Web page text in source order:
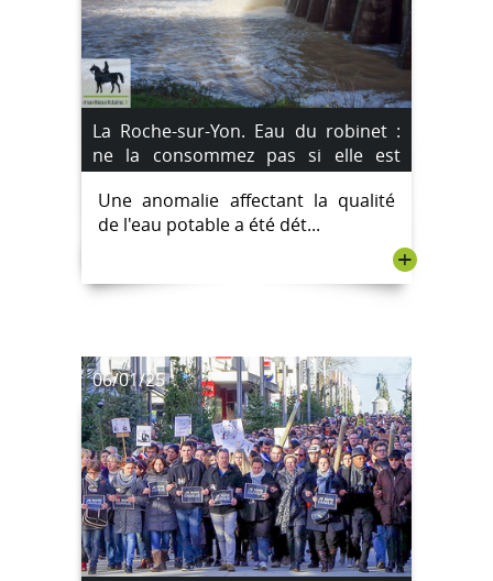
La Roche-sur-Yon. Eau du robinet :
ne la consommez pas si elle est
colorée dans plusieurs communes
de Vendée
Une anomalie affectant la qualité
de l'eau potable a été dét...
+
06/01/25